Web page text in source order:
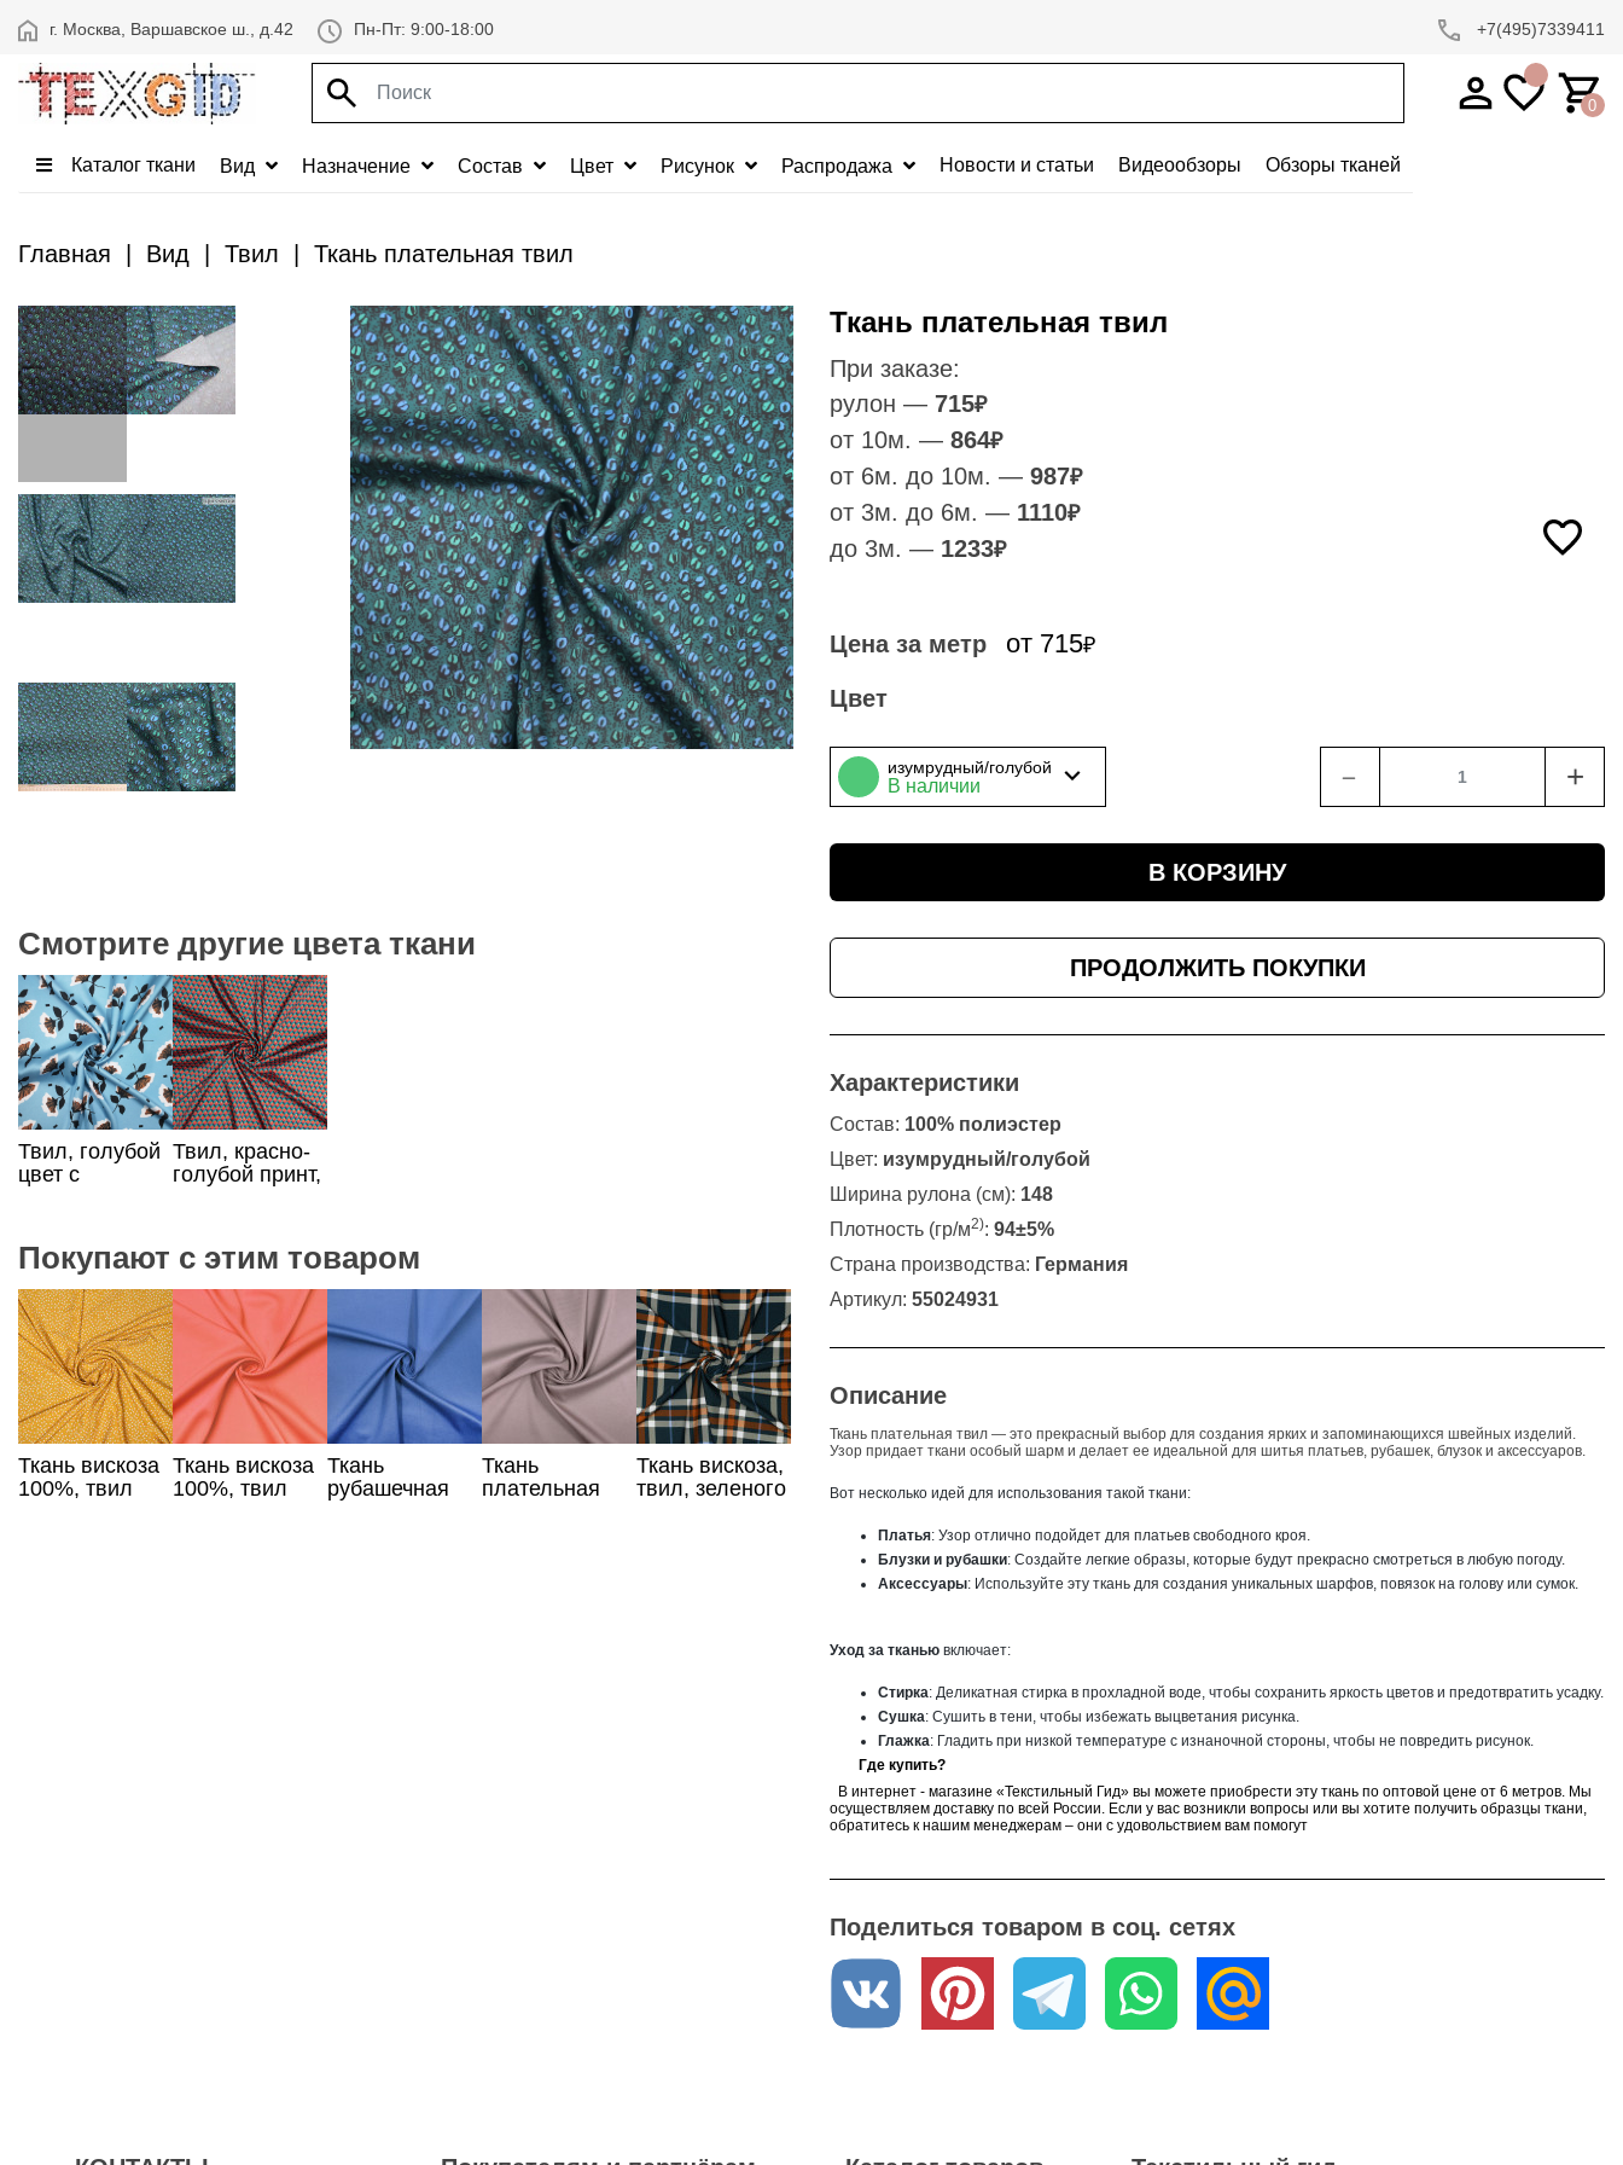
г. Москва, Варшавское ш., д.42 Пн-Пт: 9:00-18:00 +7(495)7339411
0
Каталог ткани Вид Назначение Состав Цвет Рисунок Распродажа Новости и статьи Видеообзоры Обзоры тканей
Главная Вид Твил Ткань плательная твил
Ткань плательная твил
При заказе:
рулон — 715₽
от 10м. — 864₽
от 6м. до 10м. — 987₽
от 3м. до 6м. — 1110₽
до 3м. — 1233₽
Цена за метр от 715₽
Цвет
изумрудный/голубой
В наличии ﹣ +
В КОРЗИНУ
ПРОДОЛЖИТЬ ПОКУПКИ
Характеристики
Состав: 100% полиэстер
Цвет: изумрудный/голубой
Ширина рулона (см): 148
Плотность (гр/м2): 94±5%
Страна производства: Германия
Артикул: 55024931
Описание
Ткань плательная твил — это прекрасный выбор для создания ярких и запоминающихся швейных изделий.
Узор придает ткани особый шарм и делает ее идеальной для шитья платьев, рубашек, блузок и аксессуаров.
Вот несколько идей для использования такой ткани:
Платья: Узор отлично подойдет для платьев свободного кроя.
Блузки и рубашки: Создайте легкие образы, которые будут прекрасно смотреться в любую погоду.
Аксессуары: Используйте эту ткань для создания уникальных шарфов, повязок на голову или сумок.
Уход за тканью включает:
Стирка: Деликатная стирка в прохладной воде, чтобы сохранить яркость цветов и предотвратить усадку.
Сушка: Сушить в тени, чтобы избежать выцветания рисунка.
Глажка: Гладить при низкой температуре с изнаночной стороны, чтобы не повредить рисунок.
Где купить?
В интернет - магазине «Текстильный Гид» вы можете приобрести эту ткань по оптовой цене от 6 метров. Мы
осуществляем доставку по всей России. Если у вас возникли вопросы или вы хотите получить образцы ткани,
обратитесь к нашим менеджерам – они с удовольствием вам помогут
Поделиться товаром в соц. сетях
Смотрите другие цвета ткани
Твил, голубой
цвет с
Твил, красно-
голубой принт,
Покупают с этим товаром
Ткань вискоза
100%, твил
Ткань вискоза
100%, твил
Ткань
рубашечная
Ткань
плательная
Ткань вискоза,
твил, зеленого